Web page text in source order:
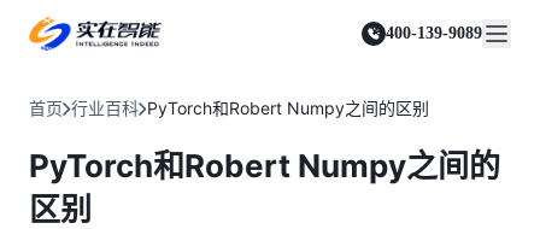
400-139-9089
人人都会用的智能体
智能文档审阅平台
实在 RPA 机器人
可靠的机器人终端
实在 RPA 控制器
强大的智能中枢
通信运营商
跨境电商
金融
运营商
客服坐席 | 自动跟单 | 系统运维 | 智能审核
资源与支持
实在学院
智能体市场
客户支持
关于实在
媒体报道
视频动态
加入我们
首页 行业百科 PyTorch和Robert Numpy之间的区别
PyTorch和Robert Numpy之间的
区别